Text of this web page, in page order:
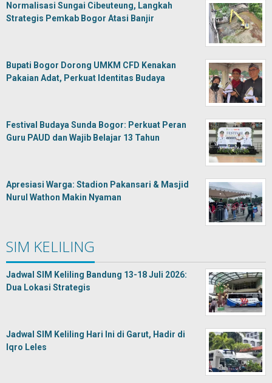
Normalisasi Sungai Cibeuteung, Langkah
Strategis Pemkab Bogor Atasi Banjir
Bupati Bogor Dorong UMKM CFD Kenakan
Pakaian Adat, Perkuat Identitas Budaya
Festival Budaya Sunda Bogor: Perkuat Peran
Guru PAUD dan Wajib Belajar 13 Tahun
Apresiasi Warga: Stadion Pakansari & Masjid
Nurul Wathon Makin Nyaman
SIM KELILING
Jadwal SIM Keliling Bandung 13-18 Juli 2026:
Dua Lokasi Strategis
Jadwal SIM Keliling Hari Ini di Garut, Hadir di
Iqro Leles